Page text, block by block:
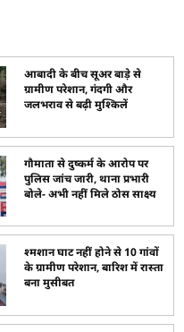
आबादी के बीच सूअर बाड़े से
ग्रामीण परेशान, गंदगी और
जलभराव से बढ़ी मुश्किलें
गौमाता से दुष्कर्म के आरोप पर
पुलिस जांच जारी, थाना प्रभारी
बोले- अभी नहीं मिले ठोस साक्ष्य
श्मशान घाट नहीं होने से 10 गांवों
के ग्रामीण परेशान, बारिश में रास्ता
बना मुसीबत